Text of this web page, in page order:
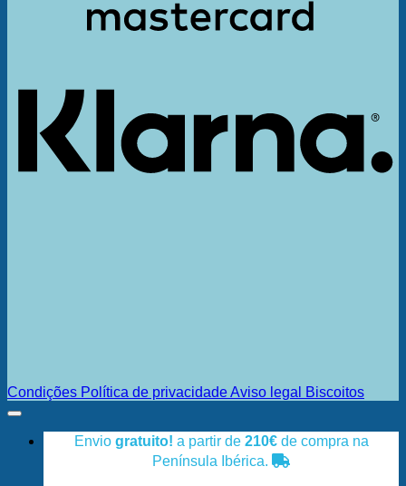
Condições Política de privacidadeAviso legal Biscoitos
Envio gratuito! a partir de 210€de compra na
Península Ibérica.